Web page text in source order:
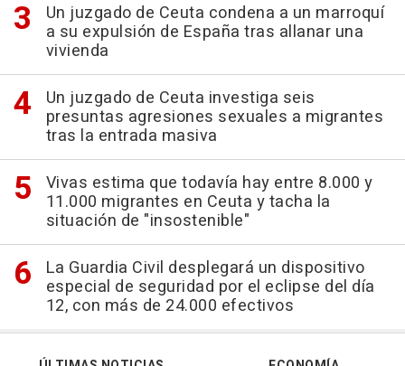
Un juzgado de Ceuta condena a un marroquí
a su expulsión de España tras allanar una
vivienda
Un juzgado de Ceuta investiga seis
presuntas agresiones sexuales a migrantes
tras la entrada masiva
Vivas estima que todavía hay entre 8.000 y
11.000 migrantes en Ceuta y tacha la
situación de "insostenible"
La Guardia Civil desplegará un dispositivo
especial de seguridad por el eclipse del día
12, con más de 24.000 efectivos